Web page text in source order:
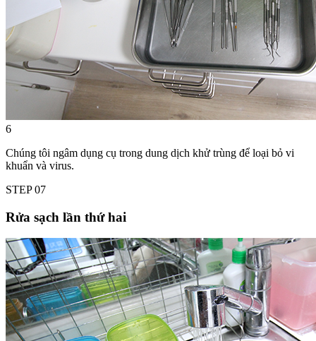
6
Chúng tôi ngâm dụng cụ trong dung dịch khử trùng để loại bỏ vi
khuẩn và virus.
STEP07
Rửa sạch lần thứ hai